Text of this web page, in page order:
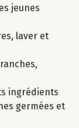
jeunes
laver et
ingrédients
germées et